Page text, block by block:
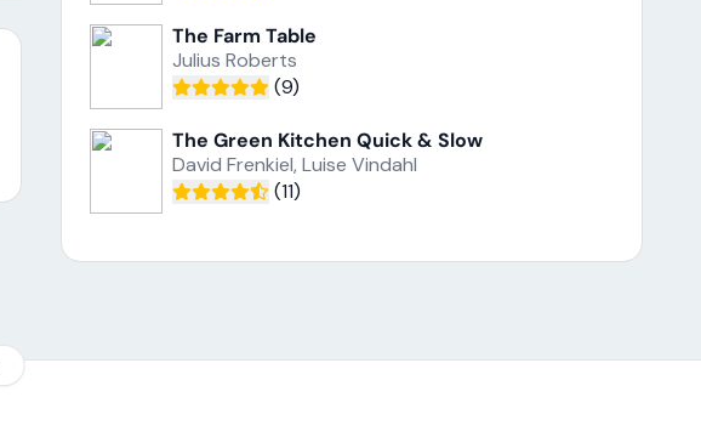
The Farm Table
Julius Roberts
(9)
The Green Kitchen Quick & Slow
David Frenkiel, Luise Vindahl
(11)